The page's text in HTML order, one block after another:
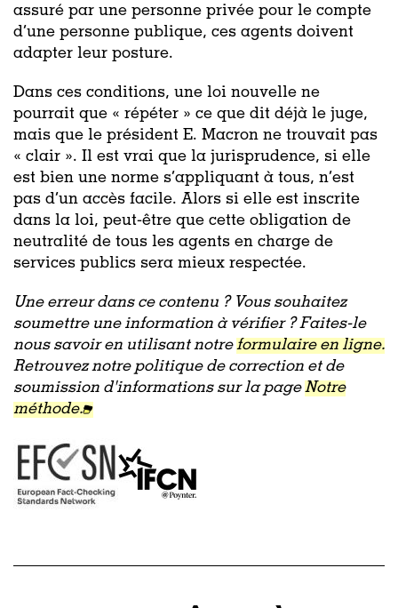
assuré par une personne privée pour le compte
d’une personne publique, ces agents doivent
adapter leur posture.
Dans ces conditions, une loi nouvelle ne
pourrait que « répéter » ce que dit déjà le juge,
mais que le président E. Macron ne trouvait pas
« clair ». Il est vrai que la jurisprudence, si elle
est bien une norme s’appliquant à tous, n’est
pas d’un accès facile. Alors si elle est inscrite
dans la loi, peut-être que cette obligation de
neutralité de tous les agents en charge de
services publics sera mieux respectée.
Une erreur dans ce contenu ? Vous souhaitez
soumettre une information à vérifier ? Faites-le
nous savoir en utilisant notreformulaire en ligne.
Retrouvez notre politique de correction et de
soumission d'informations sur la pageNotre
méthode.